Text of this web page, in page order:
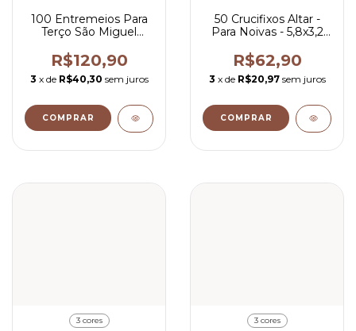
100 Entremeios Para
Terço São Miguel
R$120,90
3 x de R$40,30 sem juros
COMPRAR
50 Crucifixos Altar -
Para Noivas - 5,8x3,2
R$62,90
3 x de R$20,97 sem juros
COMPRAR
3 cores 3 cores